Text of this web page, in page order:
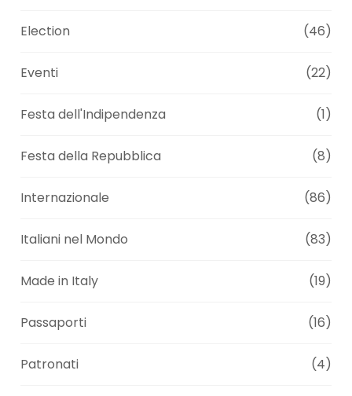
Election (46)
Eventi (22)
Festa dell'Indipendenza (1)
Festa della Repubblica (8)
Internazionale (86)
Italiani nel Mondo (83)
Made in Italy (19)
Passaporti (16)
Patronati (4)